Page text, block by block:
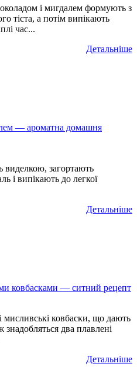
і мигдалем формують з
тіста, а потім випікають
час...
Детальніше
— ароматна домашня
виделкою, загортають
і випікають до легкої
Детальніше
ковбасками — ситний рецепт
мисливські ковбаски, що дають
два плавлені
Детальніше